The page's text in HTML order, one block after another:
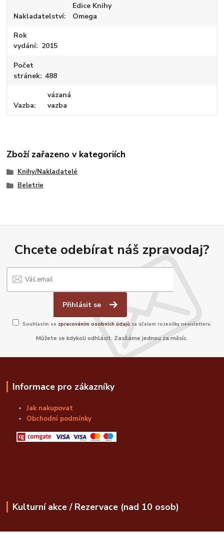
Nakladatelství
Edice Knihy
Omega
Rok
vydání
2015
Počet
stránek 488
Vazba
vázaná
vazba
Zboží zařazeno v kategoriích
Knihy/Nakladatelé
Beletrie
Chcete odebírat náš zpravodaj?
Přihlásit se
Souhlasím se zpracováním osobních údajů za účelem rozesílky newsletteru.
Můžete se kdykoli odhlásit. Zasíláme jednou za měsíc.
Informace pro zákazníky
Jak nakupovat
Obchodní podmínky
Kulturní akce / Rezervace (nad 10 osob)